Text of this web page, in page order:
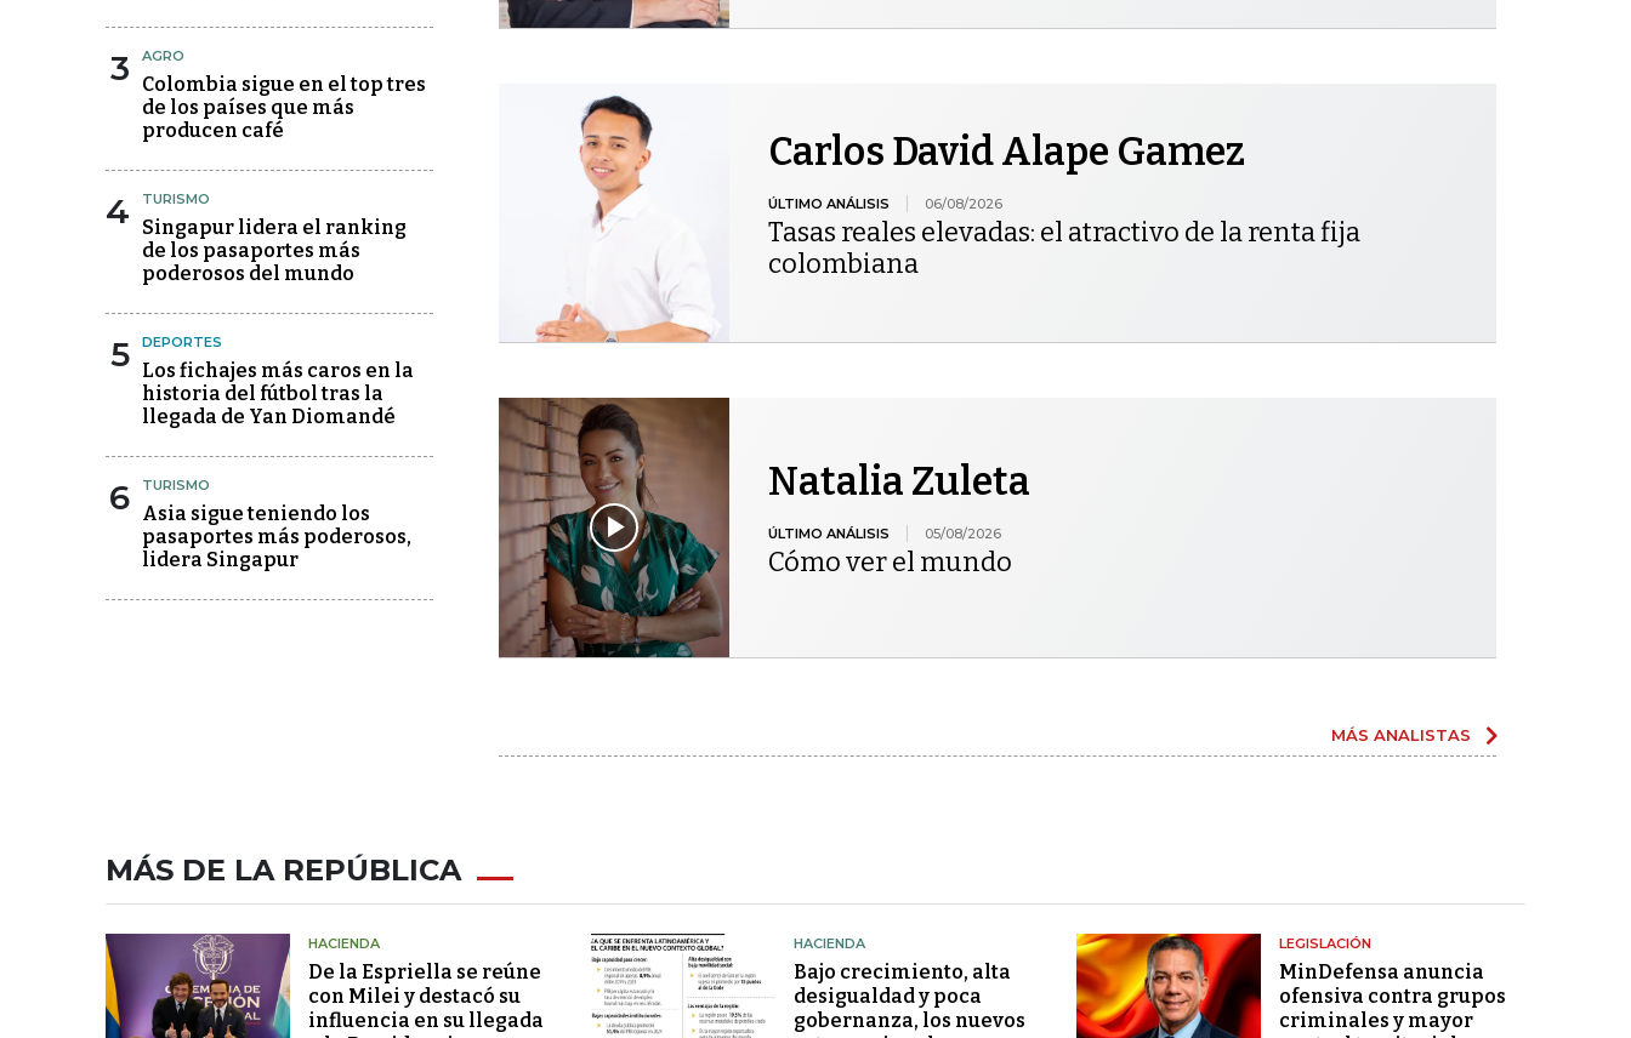
3 AGRO
Colombia sigue en el top tres
de los países que más
producen café
4 TURISMO
Singapur lidera el ranking
de los pasaportes más
poderosos del mundo
5 DEPORTES
Los fichajes más caros en la
historia del fútbol tras la
llegada de Yan Diomandé
6 TURISMO
Asia sigue teniendo los
pasaportes más poderosos,
lidera Singapur
Carlos David Alape Gamez
ÚLTIMO ANÁLISIS 06/08/2026
Tasas reales elevadas: el atractivo de la renta fija
colombiana
Natalia Zuleta
ÚLTIMO ANÁLISIS 05/08/2026
Cómo ver el mundo
MÁS ANALISTAS
MÁS DE LA REPÚBLICA
HACIENDA
De la Espriella se reúne
con Milei y destacó su
influencia en su llegada
HACIENDA
Bajo crecimiento, alta
desigualdad y poca
gobernanza, los nuevos
LEGISLACIÓN
MinDefensa anuncia
ofensiva contra grupos
criminales y mayor